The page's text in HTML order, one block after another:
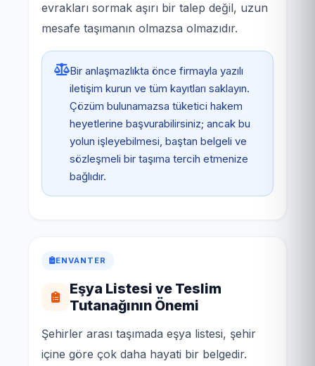
evrakları sormak aşırı bir talep değil, uzun
mesafe taşımanın olmazsa olmazıdır.
Bir anlaşmazlıkta önce firmayla yazılı
iletişim kurun ve tüm kayıtları saklayın.
Çözüm bulunamazsa tüketici hakem
heyetlerine başvurabilirsiniz; ancak bu
yolun işleyebilmesi, baştan belgeli ve
sözleşmeli bir taşıma tercih etmenize
bağlıdır.
ENVANTER
Eşya Listesi ve Teslim
Tutanağının Önemi
Şehirler arası taşımada eşya listesi, şehir
içine göre çok daha hayati bir belgedir.